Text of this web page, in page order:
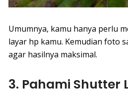
Umumnya, kamu hanya perlu
layar hp kamu. Kemudian foto
agar hasilnya maksimal.
3. Pahami Shutter